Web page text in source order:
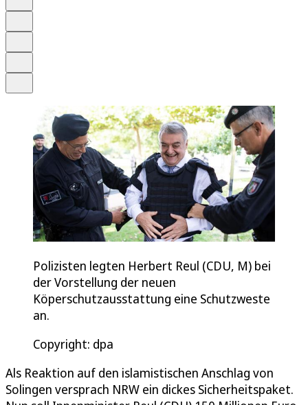
Polizisten legten Herbert Reul (CDU, M) bei
der Vorstellung der neuen
Köperschutzausstattung eine Schutzweste
an.
Copyright: dpa
Als Reaktion auf den islamistischen Anschlag von
Solingen versprach NRW ein dickes Sicherheitspaket.